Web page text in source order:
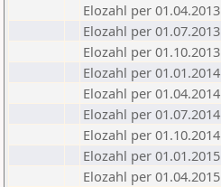
Elozahl per 01.04.2013
Elozahl per 01.07.2013
Elozahl per 01.10.2013
Elozahl per 01.01.2014
Elozahl per 01.04.2014
Elozahl per 01.07.2014
Elozahl per 01.10.2014
Elozahl per 01.01.2015
Elozahl per 01.04.2015